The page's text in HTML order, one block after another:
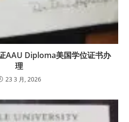
AAU Diploma美国学位证书办
理
23 3 月, 2026